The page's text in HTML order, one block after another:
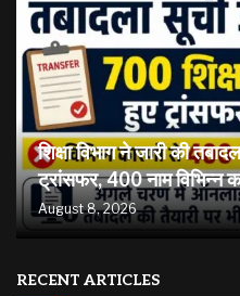
शिक्षा विभाग ने जारी की
ट्रांसफर, 400 नाम विभिन्न
August 8, 2026
RECENT ARTICLES